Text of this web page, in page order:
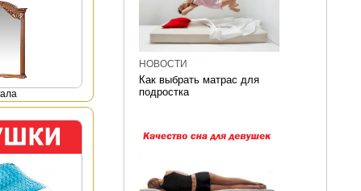
НОВОСТИ
Как выбрать матрас для
подростка